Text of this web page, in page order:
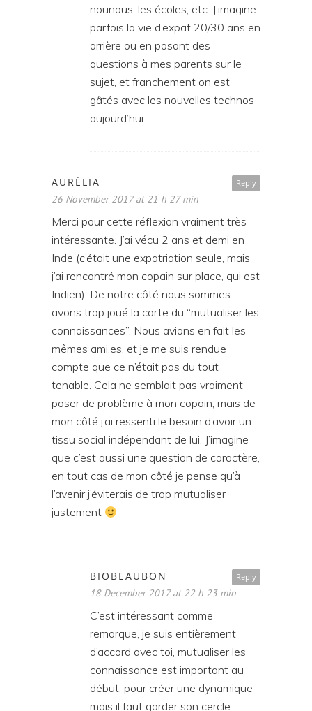
nounous, les écoles, etc. J’imagine
parfois la vie d’expat 20/30 ans en
arrière ou en posant des
questions à mes parents sur le
sujet, et franchement on est
gâtés avec les nouvelles technos
aujourd’hui.
Reply
AURÉLIA
26 November 2017 at 21 h 27 min
Merci pour cette réflexion vraiment très
intéressante. J’ai vécu 2 ans et demi en
Inde (c’était une expatriation seule, mais
j’ai rencontré mon copain sur place, qui est
Indien). De notre côté nous sommes
avons trop joué la carte du “mutualiser les
connaissances”. Nous avions en fait les
mêmes ami.es, et je me suis rendue
compte que ce n’était pas du tout
tenable. Cela ne semblait pas vraiment
poser de problème à mon copain, mais de
mon côté j’ai ressenti le besoin d’avoir un
tissu social indépendant de lui. J’imagine
que c’est aussi une question de caractère,
en tout cas de mon côté je pense qu’à
l’avenir j’éviterais de trop mutualiser
justement
Reply
BIOBEAUBON
18 December 2017 at 22 h 23 min
C’est intéressant comme
remarque, je suis entièrement
d’accord avec toi, mutualiser les
connaissance est important au
début, pour créer une dynamique
mais il faut garder son cercle